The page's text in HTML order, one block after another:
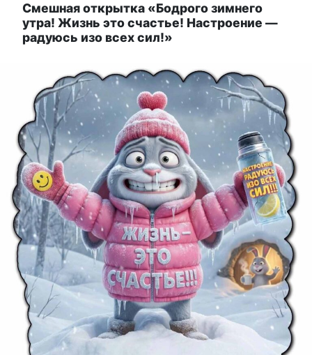
Смешная открытка «Бодрого зимнего
утра! Жизнь это счастье! Настроение —
радуюсь изо всех сил!»